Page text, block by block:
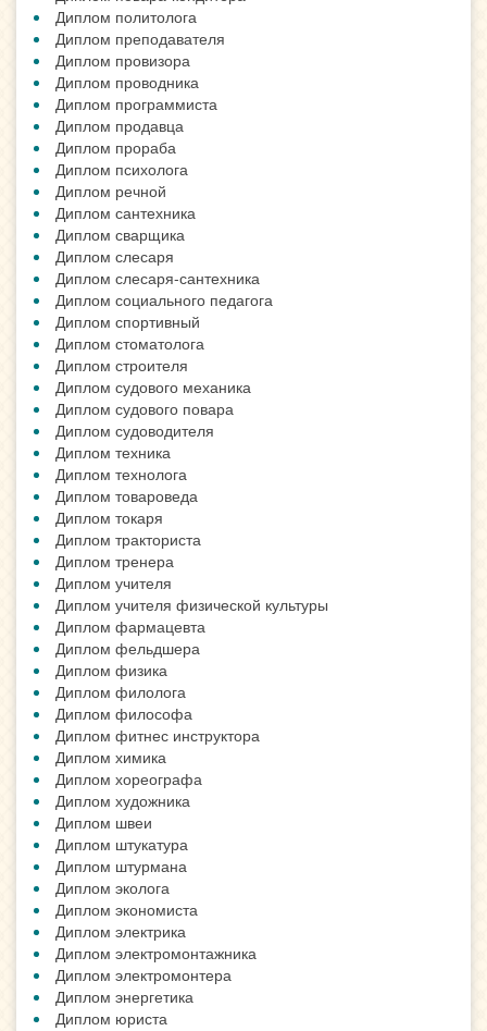
Диплом политолога
Диплом преподавателя
Диплом провизора
Диплом проводника
Диплом программиста
Диплом продавца
Диплом прораба
Диплом психолога
Диплом речной
Диплом сантехника
Диплом сварщика
Диплом слесаря
Диплом слесаря-сантехника
Диплом социального педагога
Диплом спортивный
Диплом стоматолога
Диплом строителя
Диплом судового механика
Диплом судового повара
Диплом судоводителя
Диплом техника
Диплом технолога
Диплом товароведа
Диплом токаря
Диплом тракториста
Диплом тренера
Диплом учителя
Диплом учителя физической культуры
Диплом фармацевта
Диплом фельдшера
Диплом физика
Диплом филолога
Диплом философа
Диплом фитнес инструктора
Диплом химика
Диплом хореографа
Диплом художника
Диплом швеи
Диплом штукатура
Диплом штурмана
Диплом эколога
Диплом экономиста
Диплом электрика
Диплом электромонтажника
Диплом электромонтера
Диплом энергетика
Диплом юриста